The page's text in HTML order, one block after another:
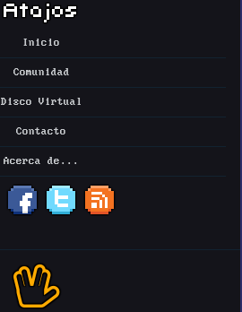
Atajos
Inicio
Comunidad
Disco Virtual
Contacto
Acerca de...